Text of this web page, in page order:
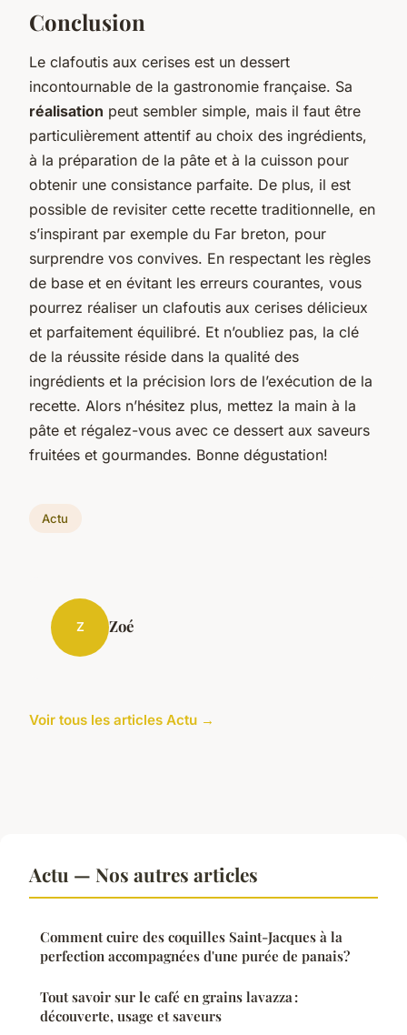
Conclusion
Le clafoutis aux cerises est un dessert
incontournable de la gastronomie française. Sa
réalisation peut sembler simple, mais il faut être
particulièrement attentif au choix des ingrédients,
à la préparation de la pâte et à la cuisson pour
obtenir une consistance parfaite. De plus, il est
possible de revisiter cette recette traditionnelle, en
s’inspirant par exemple du Far breton, pour
surprendre vos convives. En respectant les règles
de base et en évitant les erreurs courantes, vous
pourrez réaliser un clafoutis aux cerises délicieux
et parfaitement équilibré. Et n’oubliez pas, la clé
de la réussite réside dans la qualité des
ingrédients et la précision lors de l’exécution de la
recette. Alors n’hésitez plus, mettez la main à la
pâte et régalez-vous avec ce dessert aux saveurs
fruitées et gourmandes. Bonne dégustation!
Actu
Z Zoé
Voir tous les articles Actu →
Actu — Nos autres articles
Comment cuire des coquilles Saint-Jacques à la
perfection accompagnées d'une purée de panais?
Tout savoir sur le café en grains lavazza :
découverte, usage et saveurs